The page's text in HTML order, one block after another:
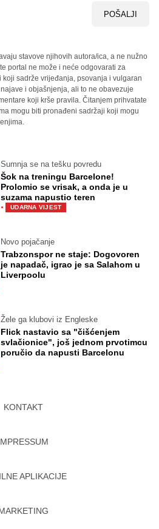
POŠALJI
stavove njihovih autora/ica, a ne nužno
portal ne može i neće odgovarati za
koji sadrže vrijeđanja, psovanja i vulgaran
i objašnjenja, ali to ne obavezuje
koji krše pravila. Čitanjem prihvatate
mogu biti pronađeni sadržaji koji mogu
Sumnja se na tešku povredu
Šok na treningu Barcelone!
Prolomio se vrisak, a onda je u
suzama napustio teren
· UDARNA VIJEST
Novo pojačanje
Trabzonspor ne staje: Dogovoren
je napadač, igrao je sa Salahom u
Liverpoolu
Žele ga klubovi iz Engleske
Flick nastavio sa "čišćenjem
svlačionice", još jednom prvotimcu
poručio da napusti Barcelonu
KONTAKT
APLIKACIJE